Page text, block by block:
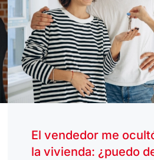
El vendedor me
la vivienda: ¿puedo